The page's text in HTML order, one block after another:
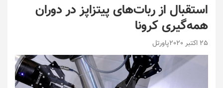
استقبال از ربات‌های پیتزاپز در دوران
همه‌گیری کرونا
25 اکتبر 2020 پاورتل